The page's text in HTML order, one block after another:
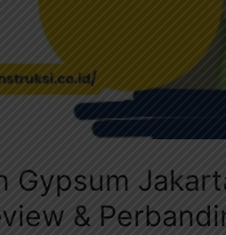
Gypsum
&